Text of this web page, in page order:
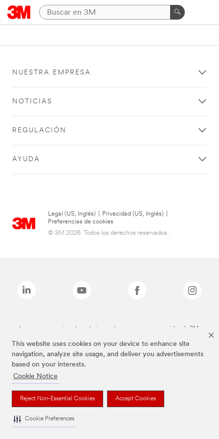
This website uses cookies on your device to enhance site
navigation, analyze site usage, and deliver you advertisements
based on your interests.
Cookie Notice
Reject Non-Essential Cookies Accept Cookies
Cookie Preferences
NUESTRA EMPRESA
NOTICIAS
REGULACIÓN
AYUDA
Legal (US, Inglés) Privacidad (US, Inglés)
Preferencias de cookies
© 3M 2026. Todos los derechos reservados..
Las marcas mencionadas anteriormente son marcas comerciales de 3M.